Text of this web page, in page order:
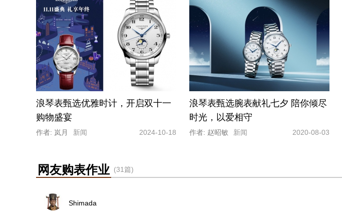
浪琴表甄选优雅时计，开启双十一
购物盛宴
作者: 岚月 新闻 2024-10-18
浪琴表甄选腕表献礼七夕 陪你倾尽
时光，以爱相守
作者: 赵昭敏 新闻 2020-08-03
网友购表作业 (31篇)
Shimada